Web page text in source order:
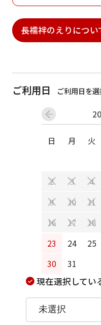
長襦袢のえりについ
ご利用日 ご利用日を
日 月 火
2 3 4
9 10 11
16 17 18
23
24 25
30
31
現在選択してい